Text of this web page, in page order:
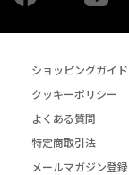
ショッピングガイド
クッキーポリシー
よくある質問
特定商取引法
メールマガジン登録